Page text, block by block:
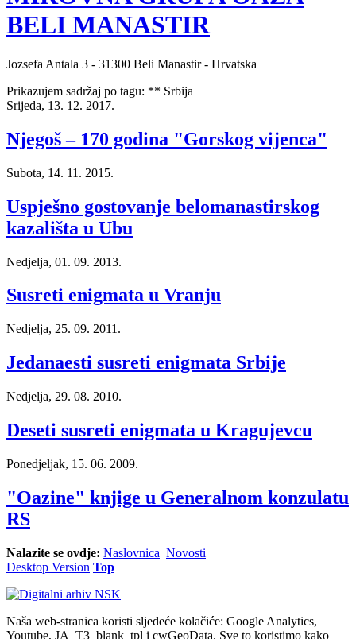
BELI MANASTIR
Jozsefa Antala 3 - 31300 Beli Manastir - Hrvatska
Prikazujem sadržaj po tagu: ** Srbija
Srijeda, 13. 12. 2017.
Njegoš – 170 godina "Gorskog vijenca"
Subota, 14. 11. 2015.
Uspješno gostovanje belomanastirskog
kazališta u Ubu
Nedjelja, 01. 09. 2013.
Susreti enigmata u Vranju
Nedjelja, 25. 09. 2011.
Jedanaesti susreti enigmata Srbije
Nedjelja, 29. 08. 2010.
Deseti susreti enigmata u Kragujevcu
Ponedjeljak, 15. 06. 2009.
"Oazine" knjige u Generalnom konzulatu
RS
Nalazite se ovdje: Naslovnica Novosti
Desktop Version Top
Naša web-stranica koristi sljedeće kolačiće: Google Analytics,
Youtube, JA_T3_blank_tpl i cwGeoData. Sve to koristimo kako